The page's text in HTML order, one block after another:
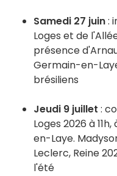
Samedi 27 juin:
Loges et de
présence
Germain-en-
brésiliens
Jeudi 9 juillet :
Loges 2026 à
en-Laye.
Leclerc, Reine
l'été